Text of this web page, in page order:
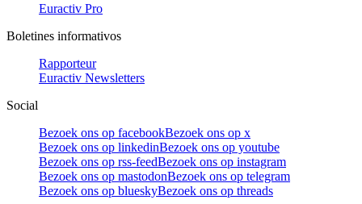
Euractiv Pro
Boletines informativos
Rapporteur
Euractiv Newsletters
Social
Bezoek ons op facebookBezoek ons op x
Bezoek ons op linkedinBezoek ons op youtube
Bezoek ons op rss-feedBezoek ons op instagram
Bezoek ons op mastodonBezoek ons op telegram
Bezoek ons op blueskyBezoek ons op threads